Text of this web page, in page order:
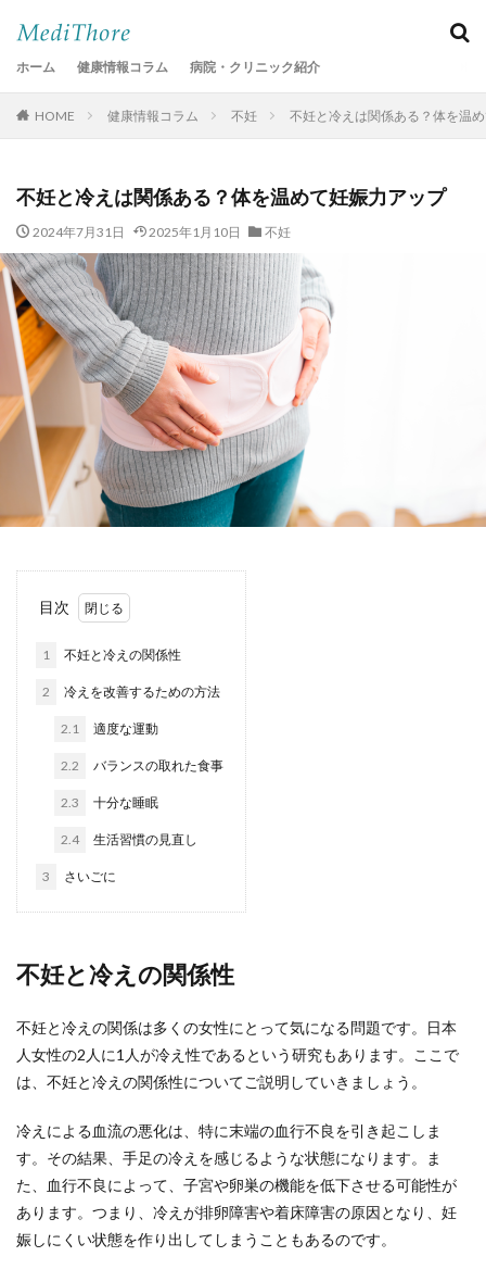
ホーム 健康情報コラム 病院・クリニック紹介
HOME 健康情報コラム 不妊 不妊と冷えは関係ある？体を温
不妊と冷えは関係ある？体を温めて妊娠力アップ
2024年7月31日 2025年1月10日 不妊
目次
1 不妊と冷えの関係性
2 冷えを改善するための方法
2.1 適度な運動
2.2 バランスの取れた食事
2.3 十分な睡眠
2.4 生活習慣の見直し
3 さいごに
不妊と冷えの関係性
不妊と冷えの関係は多くの女性にとって気になる問題です。日本
人女性の2人に1人が冷え性であるという研究もあります。ここで
は、不妊と冷えの関係性についてご説明していきましょう。
冷えによる血流の悪化は、特に末端の血行不良を引き起こしま
す。その結果、手足の冷えを感じるような状態になります。ま
た、血行不良によって、子宮や卵巣の機能を低下させる可能性が
あります。つまり、冷えが排卵障害や着床障害の原因となり、妊
娠しにくい状態を作り出してしまうこともあるのです。